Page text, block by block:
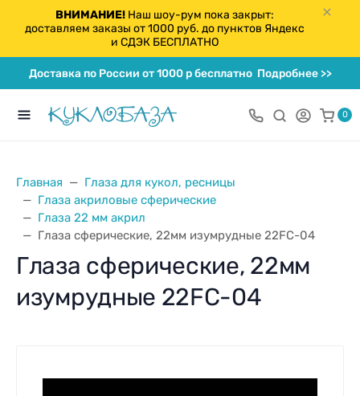
ВНИМАНИЕ!Наш шоу-рум пока закрыт:
доставляем заказы от 1000 руб. до пунктов Яндекс
и СДЭК БЕСПЛАТНО
Доставка по России от 1000 р бесплатноПодробнее >>
0
Главная
Глаза для кукол, ресницы
Глаза акриловые сферические
Глаза 22 мм акрил
Глаза сферические, 22мм изумрудные 22FC-04
Глаза сферические, 22мм
изумрудные 22FC-04